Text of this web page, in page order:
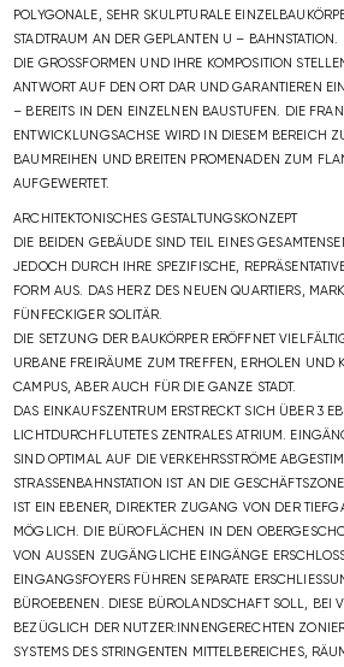
POLYGONALE, SEHR SKULPTURALE
STADTRAUM AN DER GEPLANTEN U – BAHNSTATION.
DIE GROSSFORMEN UND IHRE KOMPOSITION
NTWORT AUF DEN ORT DAR UND GARANTIEREN EIN
BEREITS IN DEN EINZELNEN BAUSTUFEN. DIE
NTWICKLUNGSACHSE WIRD IN DIESEM BEREICH ZU
AUMREIHEN UND BREITEN PROMENADEN ZUM
UFGEWERTET.
ARCHITEKTONISCHES GESTALTUNGSKONZEPT
DIE BEIDEN GEBÄUDE SIND TEIL EINES
JEDOCH DURCH IHRE SPEZIFISCHE,
FORM AUS. DAS HERZ DES NEUEN QUARTIERS,
FÜNFECKIGER SOLITÄR.
DIE SETZUNG DER BAUKÖRPER ERÖFFNET
URBANE FREIRÄUME ZUM TREFFEN, ERHOLEN UND
CAMPUS, ABER AUCH FÜR DIE GANZE STADT.
DAS EINKAUFSZENTRUM ERSTRECKT SICH ÜBER 3
LICHTDURCHFLUTETES ZENTRALES ATRIUM.
SIND OPTIMAL AUF DIE VERKEHRSSTRÖME
STRASSENBAHNSTATION IST AN DIE
ST EIN EBENER, DIREKTER ZUGANG VON DER
ÖGLICH. DIE BÜROFLÄCHEN IN DEN
ON AUSSEN ZUGÄNGLICHE EINGÄNGE
NGANGSFOYERS FÜHREN SEPARATE
OEBENEN. DIESE BÜROLANDSCHAFT SOLL, BEI
ÜGLICH DER NUTZER:INNENGERECHTEN
TEMS DES STRINGENTEN MITTELBEREICHES, RÄUME